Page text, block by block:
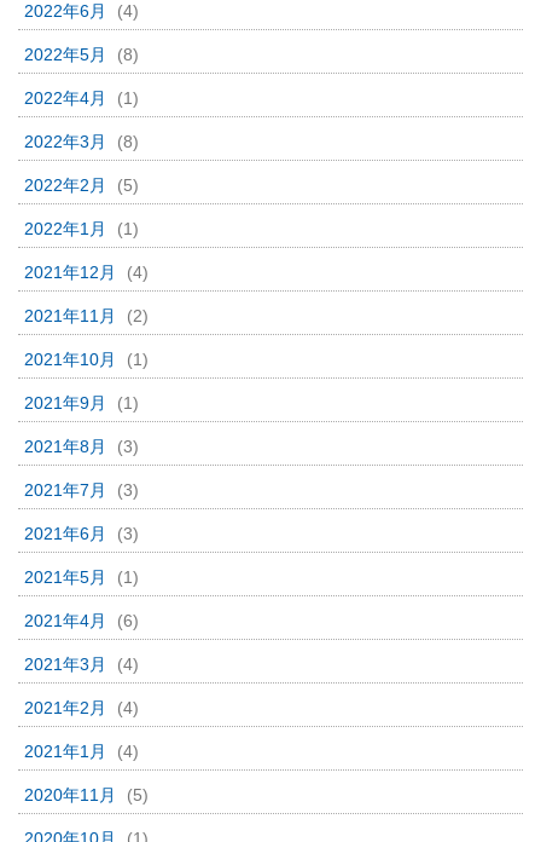
2022年6月 (4)
2022年5月 (8)
2022年4月 (1)
2022年3月 (8)
2022年2月 (5)
2022年1月 (1)
2021年12月 (4)
2021年11月 (2)
2021年10月 (1)
2021年9月 (1)
2021年8月 (3)
2021年7月 (3)
2021年6月 (3)
2021年5月 (1)
2021年4月 (6)
2021年3月 (4)
2021年2月 (4)
2021年1月 (4)
2020年11月 (5)